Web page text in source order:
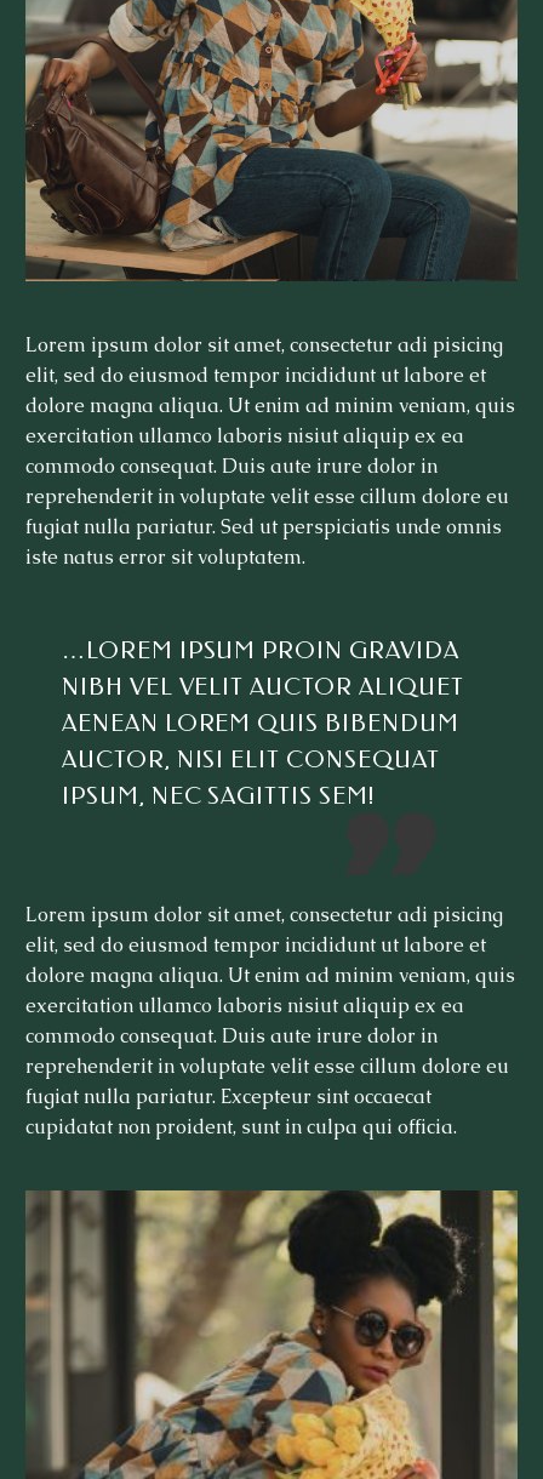
Lorem ipsum dolor sit amet, consectetur adi pisicing
elit, sed do eiusmod tempor incididunt ut labore et
dolore magna aliqua. Ut enim ad minim veniam, quis
exercitation ullamco laboris nisiut aliquip ex ea
commodo consequat. Duis aute irure dolor in
reprehenderit in voluptate velit esse cillum dolore eu
fugiat nulla pariatur. Sed ut perspiciatis unde omnis
iste natus error sit voluptatem.
…LOREM IPSUM PROIN GRAVIDA
NIBH VEL VELIT AUCTOR ALIQUET
AENEAN LOREM QUIS BIBENDUM
AUCTOR, NISI ELIT CONSEQUAT
IPSUM, NEC SAGITTIS SEM!
Lorem ipsum dolor sit amet, consectetur adi pisicing
elit, sed do eiusmod tempor incididunt ut labore et
dolore magna aliqua. Ut enim ad minim veniam, quis
exercitation ullamco laboris nisiut aliquip ex ea
commodo consequat. Duis aute irure dolor in
reprehenderit in voluptate velit esse cillum dolore eu
fugiat nulla pariatur. Excepteur sint occaecat
cupidatat non proident, sunt in culpa qui officia.